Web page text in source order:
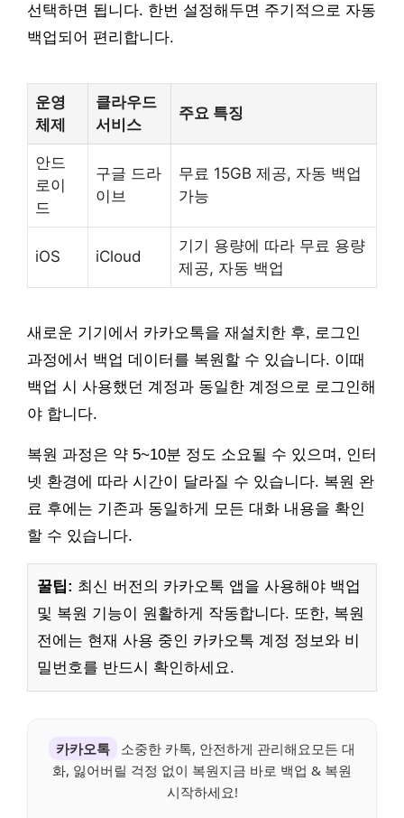
선택하면 됩니다. 한번 설정해두면 주기적으로 자동
백업되어 편리합니다.
운영
체제
클라우드
서비스
주요 특징
안드
로이
드
구글 드라
이브
무료 15GB 제공, 자동 백업
가능
iOS iCloud
기기 용량에 따라 무료 용량
제공, 자동 백업
새로운 기기에서 카카오톡을 재설치한 후, 로그인
과정에서 백업 데이터를 복원할 수 있습니다. 이때
백업 시 사용했던 계정과 동일한 계정으로 로그인해
야 합니다.
복원 과정은 약 5~10분 정도 소요될 수 있으며, 인터
넷 환경에 따라 시간이 달라질 수 있습니다. 복원 완
료 후에는 기존과 동일하게 모든 대화 내용을 확인
할 수 있습니다.
꿀팁: 최신 버전의 카카오톡 앱을 사용해야 백업
및 복원 기능이 원활하게 작동합니다. 또한, 복원
전에는 현재 사용 중인 카카오톡 계정 정보와 비
밀번호를 반드시 확인하세요.
카카오톡
소중한 카톡, 안전하게 관리해요모든 대
화, 잃어버릴 걱정 없이 복원지금 바로 백업 & 복원
시작하세요!